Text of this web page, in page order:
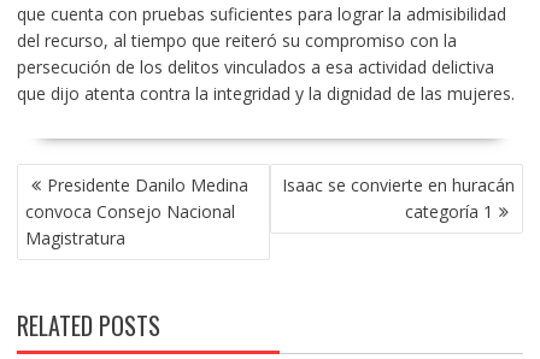
que cuenta con pruebas suficientes para lograr la admisibilidad
del recurso, al tiempo que reiteró su compromiso con la
persecución de los delitos vinculados a esa actividad delictiva
que dijo atenta contra la integridad y la dignidad de las mujeres.
POST
NAVIGATION
Presidente Danilo Medina
convoca Consejo Nacional
Magistratura
Isaac se convierte en huracán
categoría 1
RELATED POSTS